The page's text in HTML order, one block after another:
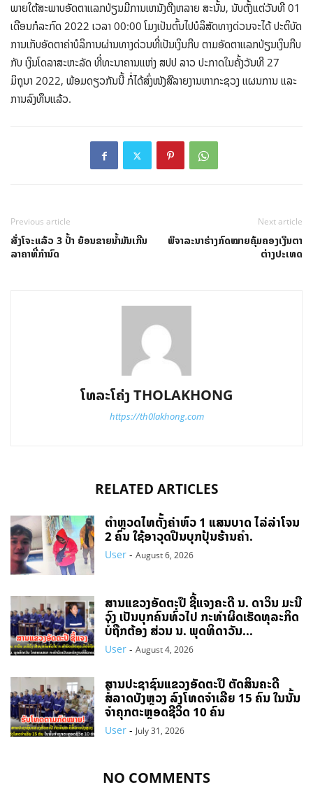
ພາຍໃຕ້ສະພາບອັດຕາແລກປ່ຽນມີການເຫນັງຕີງຫລາຍ ສະນັ້ນ, ນັບຕັ້ງແຕ່ວັນທີ 01
ເດືອນກໍລະກົດ 2022 ເວລາ 00:00 ໂມງເປັນຕົ້ນໄປບໍລິສັດທາງດ່ວນຈະໄດ້ ປະຕິບັດ
ການເກັບອັດຕາຄ່າບໍລິການຜ່ານທາງດ່ວນທີ່ເປັນເງິນກີບ ຕາມອັດຕາແລກປ່ຽນເງິນກີບ
ກັບ ເງິນໂດລາສະຫະລັດ ທີ່ທະນາຄານແຫ່ງ ສປປ ລາວ ປະກາດໃນຄັ້ງວັນທີ 27
ມິຖຸນາ 2022, ພ້ອມດຽວກັນນີ້ ກໍ່ໄດ້ສົ່ງໜັງສືລາຍງານຫາກະຊວງ ແຜນການ ແລະ
ການລົງທຶນແລ້ວ.
Previous article
ສັ່ງໂຈະແລ້ວ 3 ປໍ້າ ຍ້ອນຂາຍນໍ້າມັນເກີນ
ລາຄາທີ່ກຳນົດ
Next article
ພິຈາລະນາຮ່າງກົດໝາຍຄຸ້ມຄອງເງິນຕາ
ຕ່າງປະເທດ
ໂທລະໂຄ່ງ THOLAKHONG
https://th0lakhong.com
RELATED ARTICLES
ຕຳຫຼວດໄທຕັ້ງຄ່າຫົວ 1 ແສນບາດ ໄລ່ລ່າໂຈນ
2 ຄົນ ໃຊ້ອາວຸດປືນບຸກປຸ້ນຮ້ານຄຳ.
User - August 6, 2026
ສານແຂວງອັດຕະປື ຊີ້ແຈງຄະດີ ນ. ດາວິນ ມະນີ
ວົງ ເປັນບຸກຄົນທົ່ວໄປ ກະທຳຜິດເຮັດທຸລະກິດ
ບໍ່ຖືກຕ້ອງ ສ່ວນ ນ. ພຸດທິດາວັນ...
User - August 4, 2026
ສານປະຊາຊົນແຂວງອັດຕະປື ຕັດສິນຄະດີ
ສໍ້ລາດບັງຫຼວງ ລົງໂທດຈຳເລີຍ 15 ຄົນ ໃນນັ້ນ
ຈໍາຄຸກຕະຫຼອດຊີວິດ 10 ຄົນ
User - July 31, 2026
NO COMMENTS